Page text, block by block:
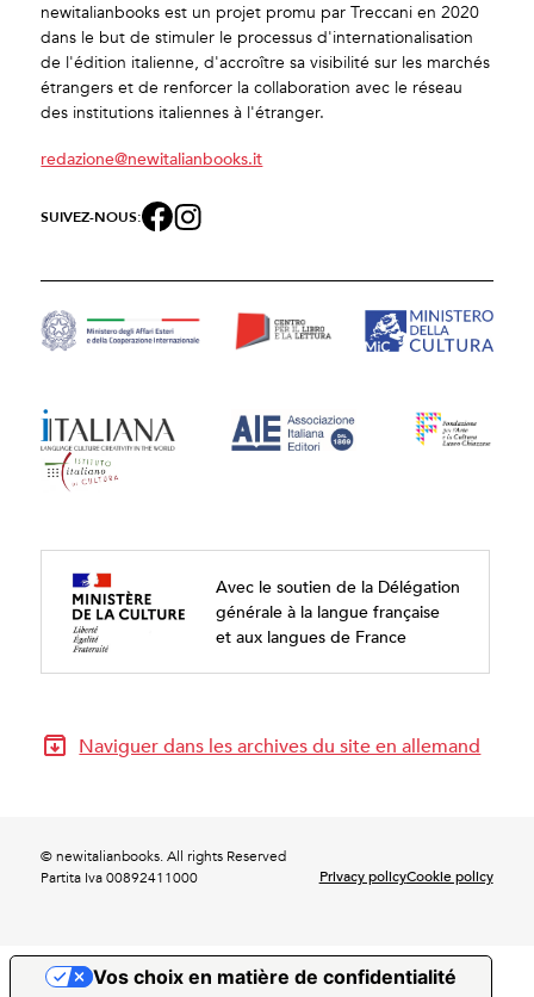
newitalianbooks est un projet promu par Treccani en 2020
dans le but de stimuler le processus d'internationalisation
de l'édition italienne, d'accroître sa visibilité sur les marchés
étrangers et de renforcer la collaboration avec le réseau
des institutions italiennes à l'étranger.
redazione@newitalianbooks.it
SUIVEZ-NOUS:
Avec le soutien de la Délégation
générale à la langue française
et aux langues de France
Naviguer dans les archives du site en allemand
© newitalianbooks. All rights Reserved
Partita Iva 00892411000
Privacy policyCookie policy
Vos choix en matière de confidentialité